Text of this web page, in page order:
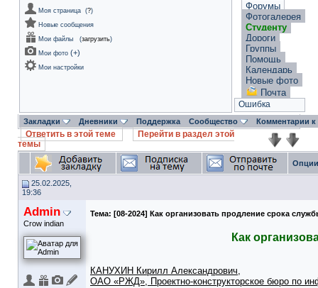
Моя страница (?)
Новые сообщения
Мои файлы
(загрузить)
Мои фото (+)
Мои настройки
Форумы
Фотогалерея
Студенту
Дороги
Группы
Помощь
Календарь
Новые фото
Почта
Ошибка
Закладки Дневники Поддержка Сообщество Комментарии
Ответить в этой теме
Перейти в раздел этой
темы
25.02.2025,
19:36
Admin
Crow indian
Тема: [08-2024] Как организовать продление срока
Как
КАНУХИН Кирилл Александрович,
ОАО «РЖД», Проектно-конструкторское бюро по